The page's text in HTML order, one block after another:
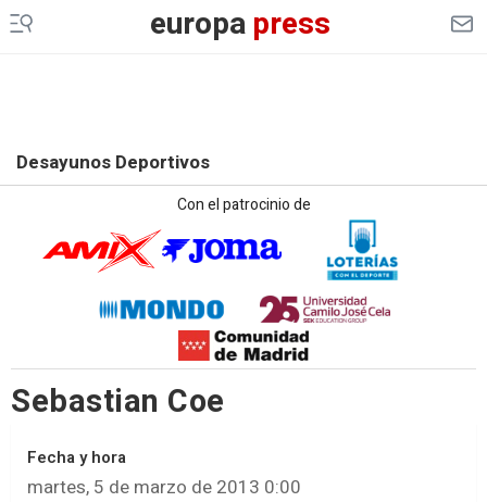
europapress
Desayunos Deportivos
Con el patrocinio de
Sebastian Coe
Fecha y hora
martes, 5 de marzo de 2013 0:00